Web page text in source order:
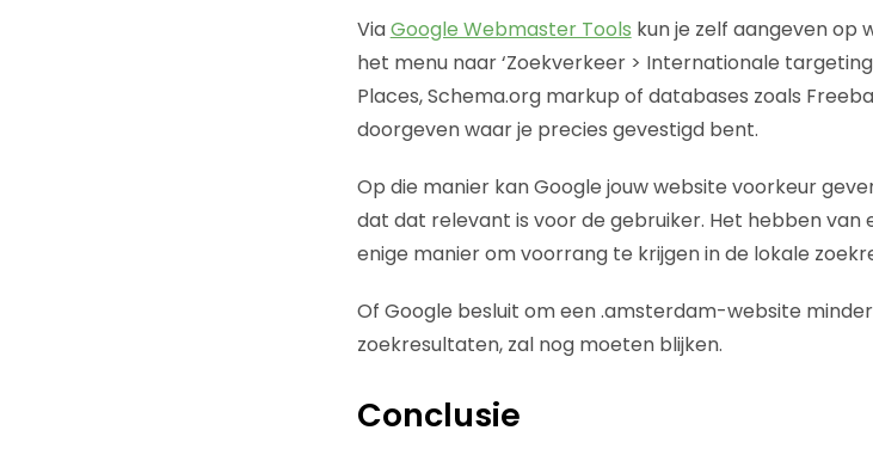
ViaGoogle Webmaster Tools kun je zelf aangeven op
het menu naar ‘Zoekverkeer > Internationale
Places, Schema.org markup of databases zoals
doorgeven waar je precies gevestigd bent.
Op die manier kan Google jouw website voorkeur
dat dat relevant is voor de gebruiker. Het hebben van
enige manier om voorrang te krijgen in de lokale
Of Google besluit om een .amsterdam-website
zoekresultaten, zal nog moeten blijken.
Conclusie